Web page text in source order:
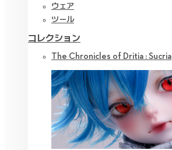
ウェア
ツール
コレクション
The Chronicles of Dritia : Sucria